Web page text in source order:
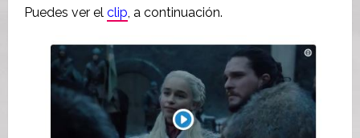
Puedes ver el clip, a continuación.